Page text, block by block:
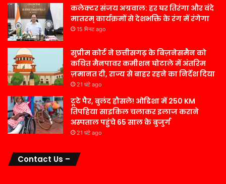
कलेक्टर संजय अग्रवाल: हर घर तिरंगा और वंदे
मातरम् कार्यक्रमों से देशभक्ति के रंग में रंगेगा
15 मिनट ago
सुप्रीम कोर्ट ने छत्तीसगढ़ के बिज़नेसमैन को
कथित मैनपावर कमीशन घोटाले में अंतरिम
ज़मानत दी, राज्य से बाहर रहने का निर्देश दिया
21 घंटे ago
टूटे पैर, बुलंद हौसले! ओडिशा में 250 KM
तिपहिया साइकिल चलाकर इलाज कराने
अस्पताल पहुंचे 65 साल के बुजुर्ग
21 घंटे ago
Contact Us –